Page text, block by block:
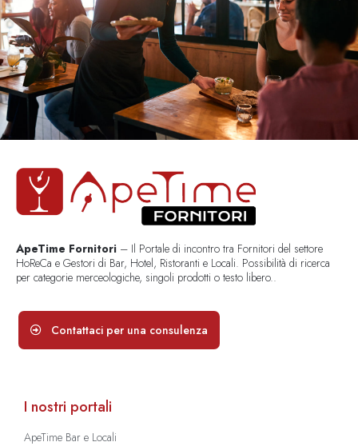
ApeTime Fornitori – Il Portale di incontro tra Fornitori del settore
HoReCa e Gestori di Bar, Hotel, Ristoranti e Locali. Possibilità di ricerca
per categorie merceologiche, singoli prodotti o testo libero..
Contattaci per una consulenza
I nostri portali
ApeTime Bar e Locali